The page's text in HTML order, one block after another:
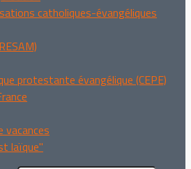
catholiques-évangéliques
protestante évangélique (CEPE)
vacances
laïque"